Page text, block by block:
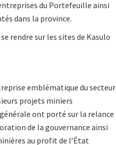
du Portefeuille ainsi
dans la province.
rendre sur les sites de Kasulo
emblématique du secteur
projets miniers
ont porté sur la relance
de la gouvernance ainsi
au profit de l’État